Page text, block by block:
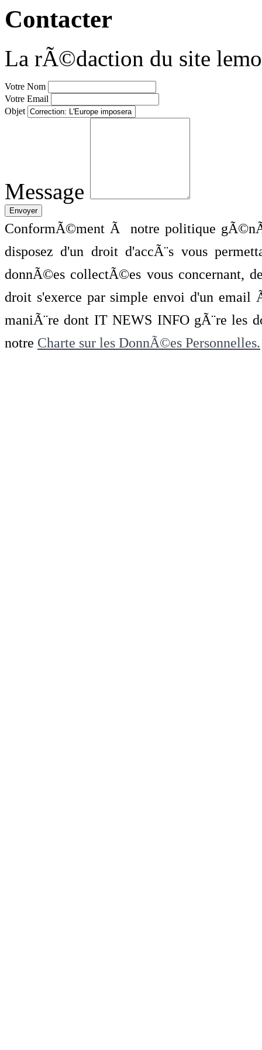
Contacter
La rÃ©daction du site
Votre Nom
Votre Email
Objet
Message
ConformÃ©ment Ã notre politique
disposez d'un droit d'accÃ¨s vous
donnÃ©es collectÃ©es vous concernant,
droit s'exerce par simple envoi d'un
maniÃ¨re dont IT NEWS INFO gÃ¨re les
notre Charte sur les DonnÃ©es Personnelles.